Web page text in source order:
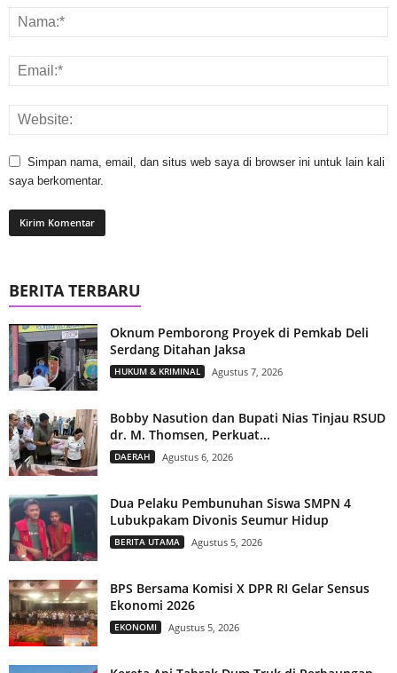
Simpan nama, email, dan situs web saya di browser ini untuk lain kali
saya berkomentar.
BERITA TERBARU
Oknum Pemborong Proyek di Pemkab Deli
Serdang Ditahan Jaksa
HUKUM & KRIMINAL Agustus 7, 2026
Bobby Nasution dan Bupati Nias Tinjau RSUD
dr. M. Thomsen, Perkuat...
DAERAH Agustus 6, 2026
Dua Pelaku Pembunuhan Siswa SMPN 4
Lubukpakam Divonis Seumur Hidup
BERITA UTAMA Agustus 5, 2026
BPS Bersama Komisi X DPR RI Gelar Sensus
Ekonomi 2026
EKONOMI Agustus 5, 2026